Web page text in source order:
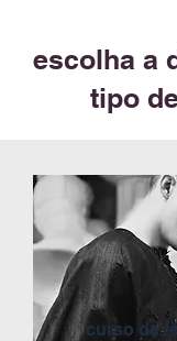
escolha a
tipo
curso de